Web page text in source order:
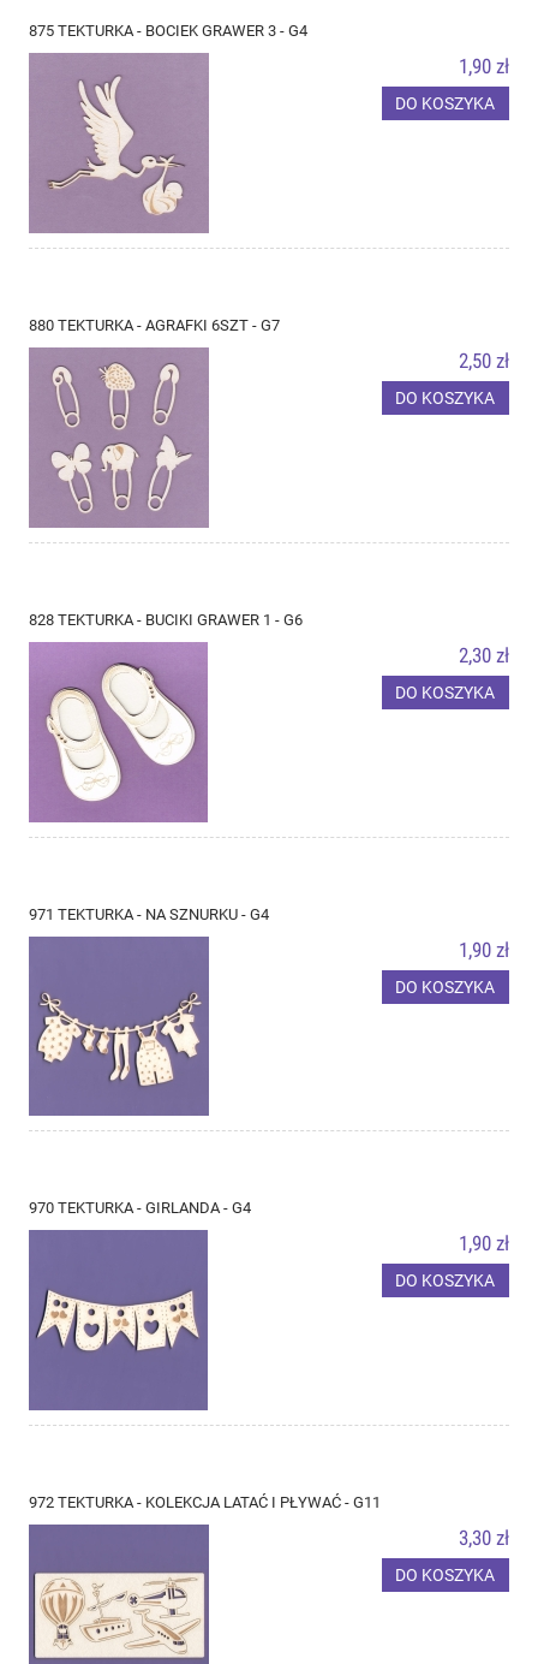
875 TEKTURKA - BOCIEK GRAWER 3 - G4
1,90 zł
DO KOSZYKA
880 TEKTURKA - AGRAFKI 6SZT - G7
2,50 zł
DO KOSZYKA
828 TEKTURKA - BUCIKI GRAWER 1 - G6
2,30 zł
DO KOSZYKA
971 TEKTURKA - NA SZNURKU - G4
1,90 zł
DO KOSZYKA
970 TEKTURKA - GIRLANDA - G4
1,90 zł
DO KOSZYKA
972 TEKTURKA - KOLEKCJA LATAĆ I PŁYWAĆ - G11
3,30 zł
DO KOSZYKA